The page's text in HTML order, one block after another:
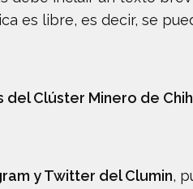
es libre, es decir, se
del Clúster Minero de
y Twitter del Clumin,